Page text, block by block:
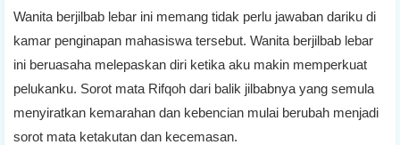
Wanita berjilbab lebar ini memang tidak perlu jawaban dariku di
kamar penginapan mahasiswa tersebut. Wanita berjilbab lebar
ini beruasaha melepaskan diri ketika aku makin memperkuat
pelukanku. Sorot mata Rifqoh dari balik jilbabnya yang semula
menyiratkan kemarahan dan kebencian mulai berubah menjadi
sorot mata ketakutan dan kecemasan.